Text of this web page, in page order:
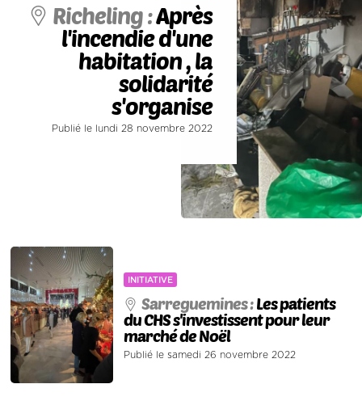
Richeling :Après
l'incendie d'une
habitation , la
solidarité
s'organise
Publié le lundi 28 novembre 2022
INITIATIVE
Sarreguemines :Les patients
du CHS s'investissent pour leur
marché de Noël
Publié le samedi 26 novembre 2022